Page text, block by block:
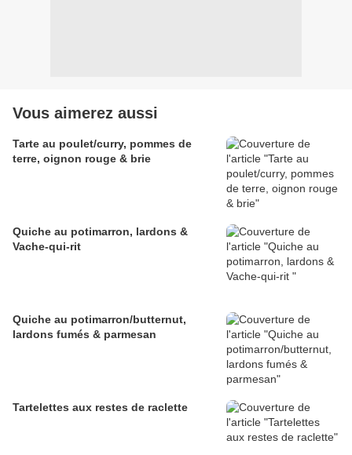
Vous aimerez aussi
Tarte au poulet/curry, pommes de
terre, oignon rouge & brie
Quiche au potimarron, lardons &
Vache-qui-rit
Quiche au potimarron/butternut,
lardons fumés & parmesan
Tartelettes aux restes de raclette